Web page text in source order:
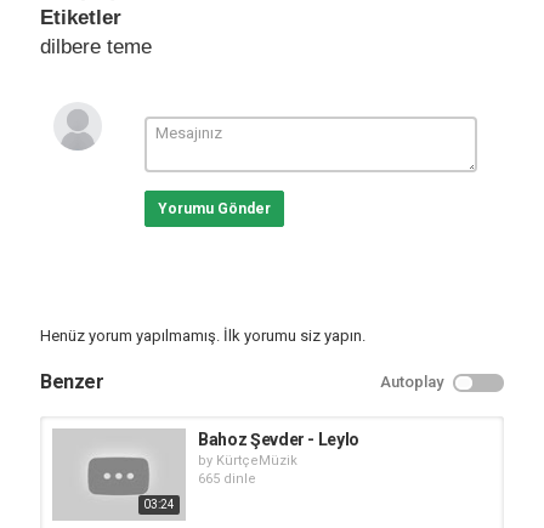
Etiketler
dilbere teme
Yorumu Gönder
Henüz yorum yapılmamış. İlk yorumu siz yapın.
Benzer Autoplay
03:24
Bahoz Şevder - Leylo
by KürtçeMüzik
665 dinle